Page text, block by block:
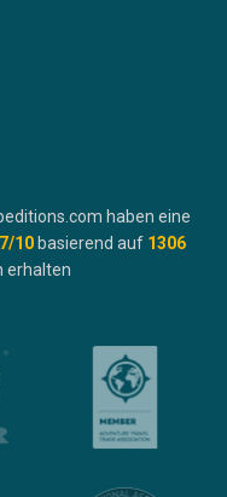
haben eine
/10 basierend auf 1306
erhalten